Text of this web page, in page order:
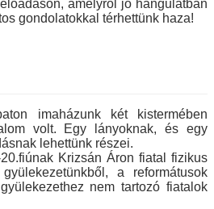
amelyről jó hangulatban
gondolatokkal térhettünk haza!
imaházunk két kistermében
volt. Egy lányoknak, és egy
lehettünk részei.
Krizsán Áron fiatal fizikus
a reformátusok
nem tartozó fiatalok